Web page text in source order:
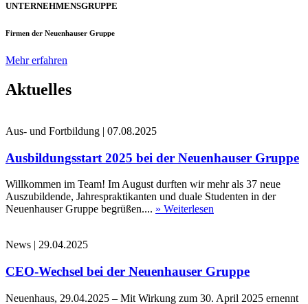
UNTERNEHMENSGRUPPE
Firmen der Neuenhauser Gruppe
Mehr erfahren
Aktuelles
Aus- und Fortbildung | 07.08.2025
Ausbildungsstart 2025 bei der Neuenhauser Gruppe
Willkommen im Team! Im August durften wir mehr als 37 neue
Auszubildende, Jahrespraktikanten und duale Studenten in der
Neuenhauser Gruppe begrüßen.... » Weiterlesen
News | 29.04.2025
CEO-Wechsel bei der Neuenhauser Gruppe
Neuenhaus, 29.04.2025 – Mit Wirkung zum 30. April 2025 ernennt